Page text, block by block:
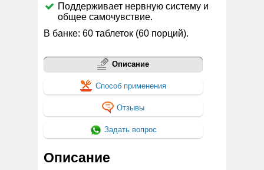
Поддерживает нервную систему и
общее самочувствие.
В банке: 60 таблеток (60 порций).
Описание
Способ применения
Отзывы
Задать вопрос
Описание